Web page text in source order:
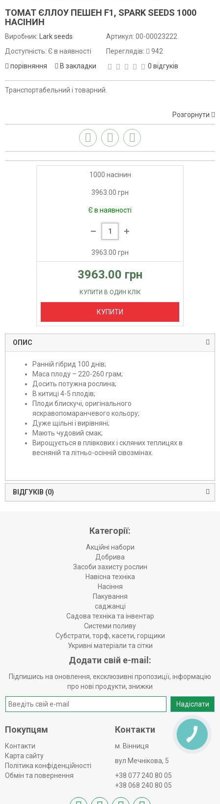
ТОМАТ ЄЛЛОУ ПЕШЕН F1, SPARK SEEDS 1000
НАСІНИН
Виробник:
Lark seeds
Доступність: Є в наявності
порівняння
В закладки
Артикул: 00-00023222
Переглядів:
942
0 відгуків
Транспортабельний і товарний.
Розгорнути
1000 насінин
3963.00 грн
Є в наявності
3963.00 грн
3963.00 грн
КУПИТИ В ОДИН КЛІК
КУПИТИ
ОПИС
Ранній гібрид 100 днів;
Маса плоду – 220-260 грам;
Досить потужна рослина;
В китиці 4-5 плодів;
Плоди блискучі, оригінального
яскравопомаранчевого кольору;
Дуже щільні і вирівняні;
Мають чудовий смак;
Вирощується в плівкових і скляних теплицях в
весняній та літньо-осінній сівозмінах.
ВІДГУКІВ (0)
Категорії:
Акційні набори
Добрива
Засоби захисту рослин
Навісна техніка
Насіння
Пакування
саджанці
Садова техніка та інвентар
Системи поливу
Субстрати, торф, касети, горщики
Укривні матеріали та сітки
Додати свій e-mail:
Підпишись на оновлення, ексклюзивні пропозиції, інформацію
про нові продукти, знижки
Надіслати
Покупцям
Контакти
Карта сайту
Політика конфіденційності
Обмін та повернення
Контакти
м. Вінниця
вул Мечнікова, 5
+38 077 240 80 05
+38 068 240 80 05
КНОПКА
ЗВ'ЯЗКУ